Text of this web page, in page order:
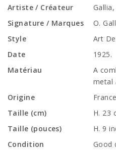
Artiste / Créateur
Signature / Marques
O.
Style
Art
Date
1925.
Matériau
A
metal
Origine
Taille (cm)
H. 23
Taille (pouces)
H. 9
Condition
Good